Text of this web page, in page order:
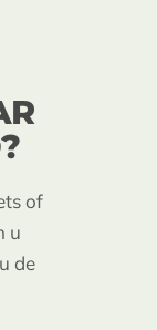
of
u
de